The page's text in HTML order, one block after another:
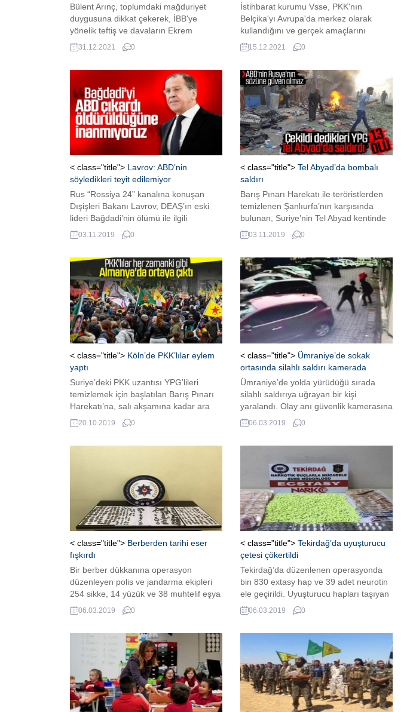
Bülent Arınç, toplumdaki mağduriyet
duygusuna dikkat çekerek, İBB'ye
yönelik teftiş ve davaların Ekrem
İmamoğlu'nu daha da güçlendireceğini
söyledi. ...
31.12.2021 0
İstihbarat kurumu Vsse, PKK'nın
Belçika'yı Avrupa'da merkez olarak
kullandığını ve gerçek amaçlarını
gizleyip sahte isimlerle sivil topluma
verilen desteklerden faydalandığını
15.12.2021 0
< class="title"> Lavrov: ABD’nin
söyledikleri teyit edilemiyor
Rus “Rossiya 24” kanalına konuşan
Dışişleri Bakanı Lavrov, DEAŞ’ın eski
lideri Bağdadi’nin ölümü ile ilgili
açıklamalarda bulundu. “ORDUMUZ
İLAVE BİLGİLER ÜZERİNDE
konusunda ABD’den farklı bir
değerlendirme yapan Lavrov, “Bağdadi,
ABD’nin bir buluşuydu. Savunma
Bakanlığımız Bağdadi hakkında bir
açıklama yaptı. Bu konuda daha fazla
bilgi istiyoruz. Ordumuz ilave...
03.11.2019 0
< class="title"> Tel Abyad’da bombalı
saldırı
Barış Pınarı Harekatı ile teröristlerden
temizlenen Şanlıurfa’nın karşısında
bulunan, Suriye’nin Tel Abyad kentinde
bomba yüklü araçla düzenlenen
saldırıda 13 sivil hayatını kaybetti, 23
SİVİLLERİ HEDEF ALDI Tel Abyad kent
merkezinde bulunan pazar yerinde
öğleden sonra PKK/YPG’li teröristler
tarafından bomba yüklü araçla saldırı
düzenlendi. Büyük gürültüyle meydana
gelen ve...
03.11.2019 0
< class="title"> Köln’de PKK’lılar eylem
yaptı
Suriye’deki PKK uzantısı YPG’lileri
temizlemek için başlatılan Barış Pınarı
Harekatı’na, salı akşamına kadar ara
verildi. PKK’LILAR ALMANYA’DA
ORTAYA ÇIKTI Verilen arada kendilerini
saldırılarına son versin” “Almanya
Türkiye’ye silah satmasın” diye slogan
attı. Terör örgütü sempatizanları,
ellerinde YPG flamaları...
20.10.2019 0
< class="title"> Ümraniye’de sokak
ortasında silahlı saldırı kamerada
Ümraniye’de yolda yürüdüğü sırada
silahlı saldırıya uğrayan bir kişi
yaralandı. Olay anı güvenlik kamerasına
yansıdı.
06.03.2019 0
< class="title"> Berberden tarihi eser
fışkırdı
Bir berber dükkanına operasyon
düzenleyen polis ve jandarma ekipleri
254 sikke, 14 yüzük ve 38 muhtelif eşya
olmak üzere 306 parça tarihi eser ele
geçirdi.
06.03.2019 0
< class="title"> Tekirdağ’da uyuşturucu
çetesi çökertildi
Tekirdağ’da düzenlenen operasyonda
bin 830 extasy hap ve 39 adet neurotin
ele geçirildi. Uyuşturucu hapları taşıyan
kadın otogarda kıskıvrak yakalandı.
06.03.2019 0